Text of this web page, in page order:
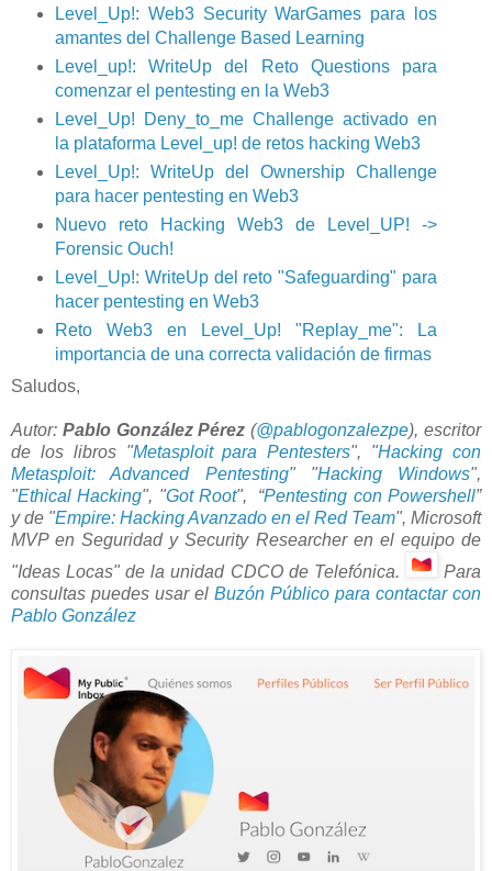
Level_Up!: Web3 Security WarGames para los
amantes del Challenge Based Learning
Level_up!: WriteUp del Reto Questions para
comenzar el pentesting en la Web3
Level_Up! Deny_to_me Challenge activado en
la plataforma Level_up! de retos hacking Web3
Level_Up!: WriteUp del Ownership Challenge
para hacer pentesting en Web3
Nuevo reto Hacking Web3 de Level_UP! ->
Forensic Ouch!
Level_Up!: WriteUp del reto "Safeguarding" para
hacer pentesting en Web3
Reto Web3 en Level_Up! "Replay_me": La
importancia de una correcta validación de firmas
Saludos,
Autor: Pablo González Pérez(@pablogonzalezpe),escritor
de los libros "Metasploit para Pentesters", "Hacking con
Metasploit: Advanced Pentesting" "Hacking Windows",
"Ethical Hacking", "Got Root", “Pentesting con Powershell”
y de "Empire: Hacking Avanzado en el Red Team", Microsoft
MVP en Seguridad y Security Researcher en el equipo de
"Ideas Locas" de la unidad CDCO de Telefónica.
Para
consultas puedes usar el Buzón Público para contactar con
Pablo González